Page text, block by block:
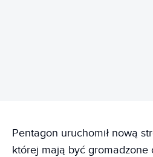
Pentagon uruchomił nową
której mają być gromadzone